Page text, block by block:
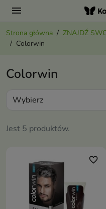
menu
Strona główna ZNAJDŹ
Colorwin
Colorwin
Jest 5 produktów.
Wybierz
favorite_border